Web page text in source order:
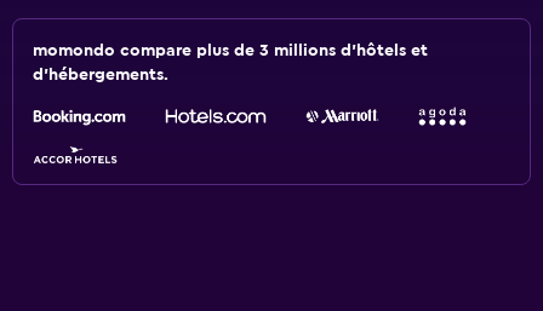
momondo compare plus de 3 millions d'hôtels et
d'hébergements.